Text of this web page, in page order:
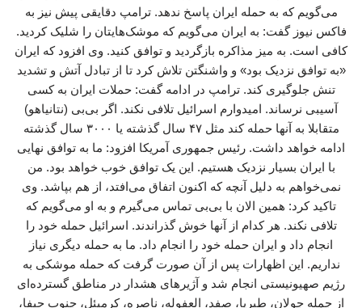
می‌گویم که به حمله ایران پاسخ ندهد. ترامپ دقایقی پیش نیز به
فاکس نیوز گفت: به ایران می‌گویم که موشک‌هایتان را شلیک کردید.
کافی است. به میز مذاکره بازگردید و توافق کنید. وی افزود که ایران
«به توافق نزدیک بود» و واشنگتن تلاش کرد تا از تبادل آتش و تشدید
تنش جلوگیری کند. ترامپ در ادامه گفت: حملات ایران به کسی
آسیبی نرساند. امیدوارم اسرائیل تلافی نکند. اگر بی‌بی (نتانیاهو)
متقابلا به آنها حمله کند مثل ۴۷ سال گذشته یا ۳۰۰۰ سال گذشته
ادامه خواهد داشت. رئیس جمهوری آمریکا افزود: ما به توافق نهایی
با ایران بسیار نزدیک هستیم. این یک توافق خوب خواهد بود. من
نمی‌خواهم به دلیل آنچه که اکنون اتفاق می‌افتد، از هم بپاشد. وی
تاکید کرد: همین الان با بی‌بی تماس می‌گیرم و به او می‌گویم که
تلافی نکند. هر کدام از آنها خوش گذراندند. اسرائیل حمله خود را
انجام داد و ایران حمله خود را انجام داد. ما به حمله دیگری نیاز
نداریم. این اظهارات پس از آن صورت گرفت که حمله موشکی به
رژیم صهیونیستی انجام شد و آژیرهای هشدار در مناطق گسترده‌ای
از جمله جولان، طبریا، صفد، العفوله، ناصره، کرمیئل، جنوب حیفا،